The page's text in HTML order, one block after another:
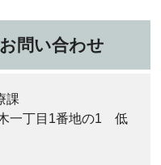
問い合わせ
課
一丁目1番地の1 低